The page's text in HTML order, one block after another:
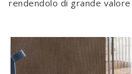
rendendolo di grande